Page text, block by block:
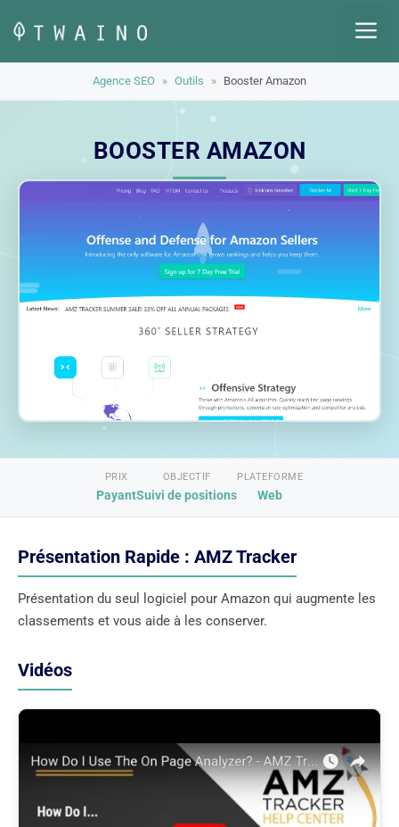
au
contenu
Agence SEO » Outils » Booster Amazon
BOOSTER AMAZON
PRIX
Payant
OBJECTIF
Suivi de positions
PLATEFORME
Web
Présentation Rapide : AMZ Tracker
Présentation du seul logiciel pour Amazon qui augmente les
classements et vous aide à les conserver.
Vidéos